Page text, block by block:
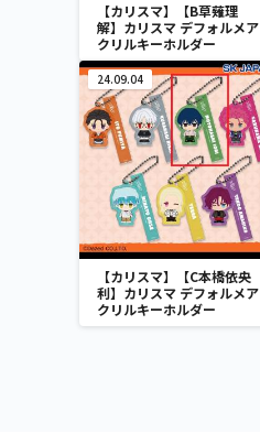
【カリスマ】【B草薙理
解】カリスマ デフォルメア
クリルキーホルダー
24.09.04
【カリスマ】【C本橋依央
利】カリスマ デフォルメア
クリルキーホルダー